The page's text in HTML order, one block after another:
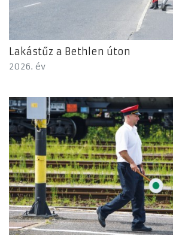
Lakástűz a Bethlen úton
2026. év